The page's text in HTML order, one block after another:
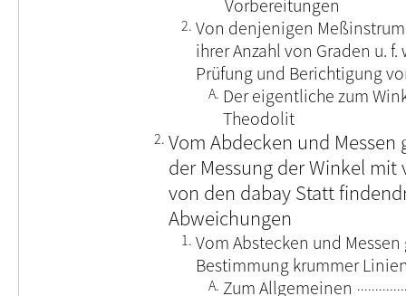
Vorbereitungen
2. Von denjenigen
ihrer Anzahl von Graden u.
Prüfung und Berichtigung
A. Der eigentliche zum
Theodolit
2. Vom Abdecken und
der Messung der Winkel
von den dabay Statt
Abweichungen
1. Vom Abstecken und
Bestimmung krummer
A. Zum Allgemeinen